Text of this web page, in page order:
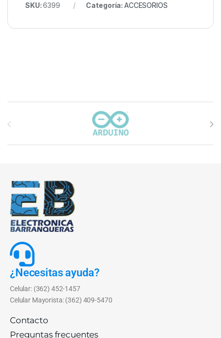
SKU:6399 Categoría: ACCESORIOS
Carrusel de marcas
¿Necesitas ayuda?
Celular: (362) 452-1457
Celular Mayorista: (362) 409-5470
Contacto
Preguntas frecuentes